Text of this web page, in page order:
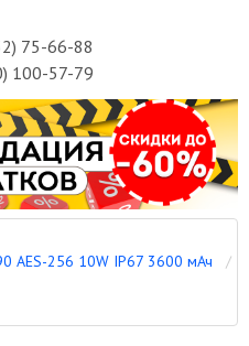
75-66-88
100-57-79
AES-256 10W IP67 3600 мАч